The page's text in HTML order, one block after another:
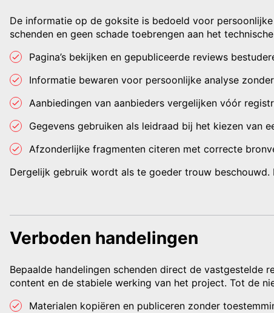
De informatie op de goksite is bedoeld voor
schenden en geen schade toebrengen aan het
Pagina’s bekijken en gepubliceerde reviews
Informatie bewaren voor persoonlijke analyse
Aanbiedingen van aanbieders vergelijken vóór
Gegevens gebruiken als leidraad bij het kiezen van
Afzonderlijke fragmenten citeren met correcte
Dergelijk gebruik wordt als te goeder trouw
Verboden handelingen
Bepaalde handelingen schenden direct de vastgestelde
content en de stabiele werking van het project. Tot de
Materialen kopiëren en publiceren zonder